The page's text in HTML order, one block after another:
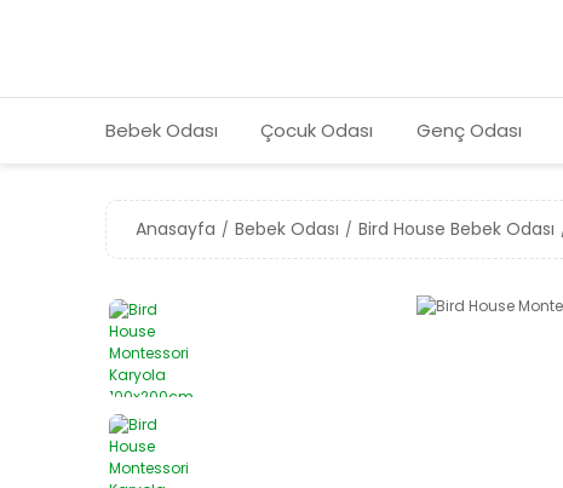
Bebek Odası Çocuk Odası Genç Odası
Anasayfa Bebek Odası Bird House Bebek Odası